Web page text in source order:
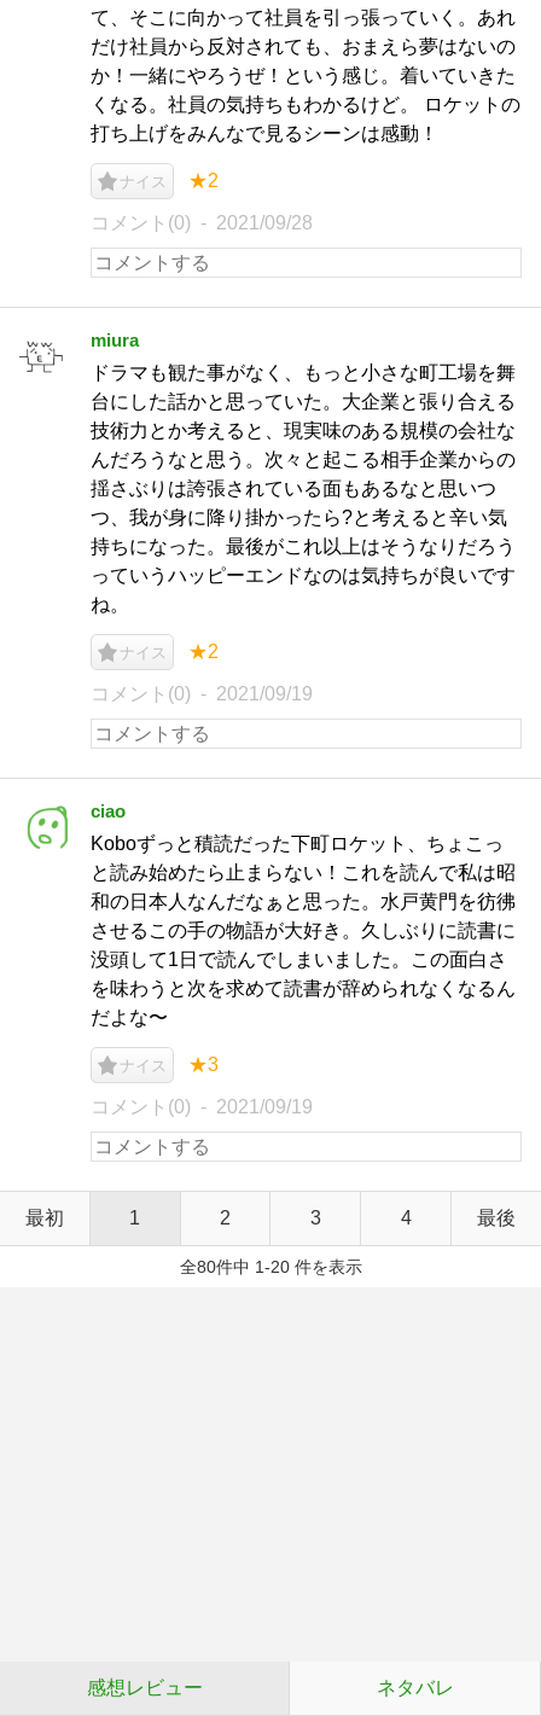
て、そこに向かって社員を引っ張っていく。あれ
だけ社員から反対されても、おまえら夢はないの
か！一緒にやろうぜ！という感じ。着いていきた
くなる。社員の気持ちもわかるけど。 ロケットの
打ち上げをみんなで見るシーンは感動！
ナイス ★2
コメント(0) 2021/09/28
miura
ドラマも観た事がなく、もっと小さな町工場を舞
台にした話かと思っていた。大企業と張り合える
技術力とか考えると、現実味のある規模の会社な
んだろうなと思う。次々と起こる相手企業からの
揺さぶりは誇張されている面もあるなと思いつ
つ、我が身に降り掛かったら?と考えると辛い気
持ちになった。最後がこれ以上はそうなりだろう
っていうハッピーエンドなのは気持ちが良いです
ね。
ナイス ★2
コメント(0) 2021/09/19
ciao
Koboずっと積読だった下町ロケット、ちょこっ
と読み始めたら止まらない！これを読んで私は昭
和の日本人なんだなぁと思った。水戸黄門を彷彿
させるこの手の物語が大好き。久しぶりに読書に
没頭して1日で読んでしまいました。この面白さ
を味わうと次を求めて読書が辞められなくなるん
だよな〜
ナイス ★3
コメント(0) 2021/09/19
最初 1 2 3 4 最後
全80件中 1-20 件を表示
感想レビュー ネタバレ